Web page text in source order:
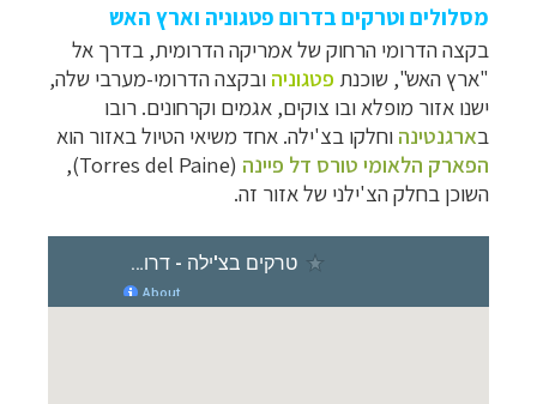
מסלולים וטרקים בדרום פטגוניה וארץ האש
בקצה הדרומי הרחוק של אמריקה הדרומית, בדרך אל
"ארץ האש", שוכנת פטגוניה ובקצה הדרומי-מערבי שלה,
ישנו אזור מופלא ובו צוקים, אגמים וקרחונים. רובו
בארגנטינה וחלקו בצ'ילה. אחד משיאי הטיול באזור הוא
הפארק הלאומי טורס דל פיינה (
Torres del Paine
),
השוכן בחלק הצ'ילני של אזור זה.